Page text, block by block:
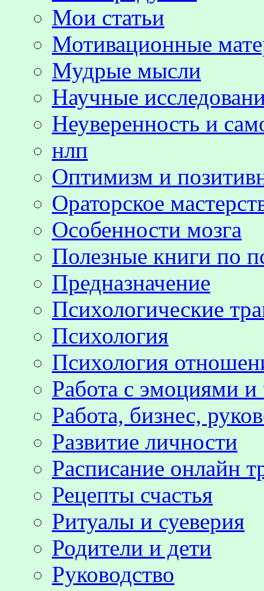
Мои статьи
Мотивационные
Мудрые мысли
Научные
Неуверенность и
нлп
Оптимизм и
Ораторское
Особенности мозга
Полезные книги по
Предназначение
Психологические
Психология
Психология
Работа с эмоциями и
Работа, бизнес,
Развитие личности
Расписание онлайн
Рецепты счастья
Ритуалы и суеверия
Родители и дети
Руководство